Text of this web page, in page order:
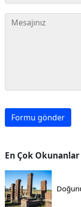
Formu gönder
En Çok Okunanlar